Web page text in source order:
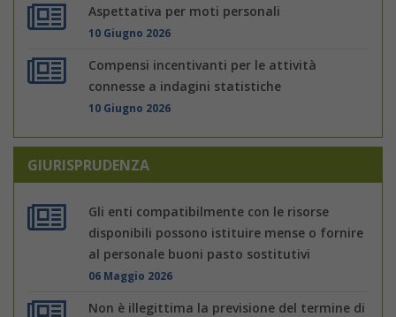
Aspettativa per moti personali
10 Giugno 2026
Compensi incentivanti per le attività
connesse a indagini statistiche
10 Giugno 2026
GIURISPRUDENZA
Gli enti compatibilmente con le risorse
disponibili possono istituire mense o fornire
al personale buoni pasto sostitutivi
06 Maggio 2026
Non è illegittima la previsione del termine di